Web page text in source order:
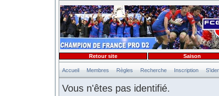
Accueil Membres Règles Recherche Inscription
Vous n'êtes pas identifié.
Retour site Saison